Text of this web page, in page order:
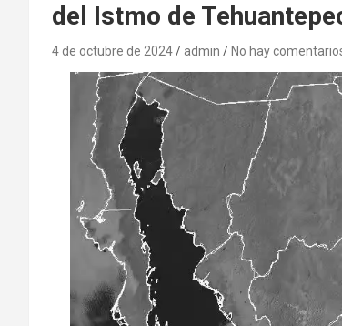
del Istmo de
4 de octubre de 2024 admin No hay